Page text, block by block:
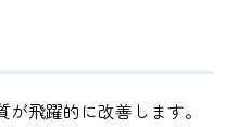
飛躍的に改善します。